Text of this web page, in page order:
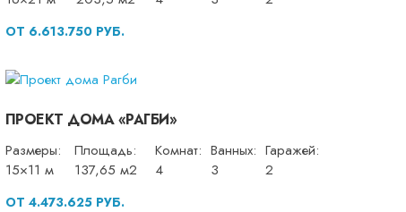
ОТ 6.613.750 РУБ.
ПРОЕКТ ДОМА «РАГБИ»
Размеры:
15×11 м
Площадь:
137,65 м2
Комнат:
4
Ванных:
3
Гаражей:
2
ОТ 4.473.625 РУБ.